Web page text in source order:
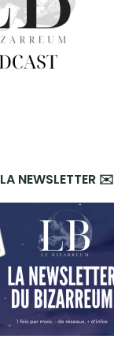
LA NEWSLETTER ✉️